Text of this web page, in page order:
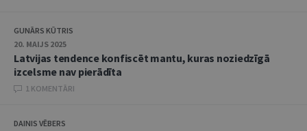
GUNĀRS KŪTRIS
20. MAIJS 2025
Latvijas tendence konfiscēt mantu, kuras noziedzīgā
izcelsme nav pierādīta
1 KOMENTĀRI
DAINIS VĒBERS